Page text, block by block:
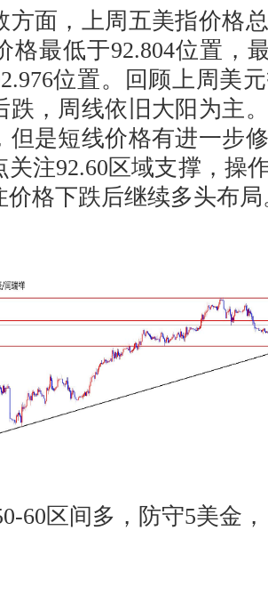
面，上周五美指价格总
格最低于92.804位置，
位置。回顾上周美
跌，周线依旧大阳为主
但是短线价格有进一步
关注92.60区域支撑，操
价格下跌后继续多头布局
区间多，防守5美金，